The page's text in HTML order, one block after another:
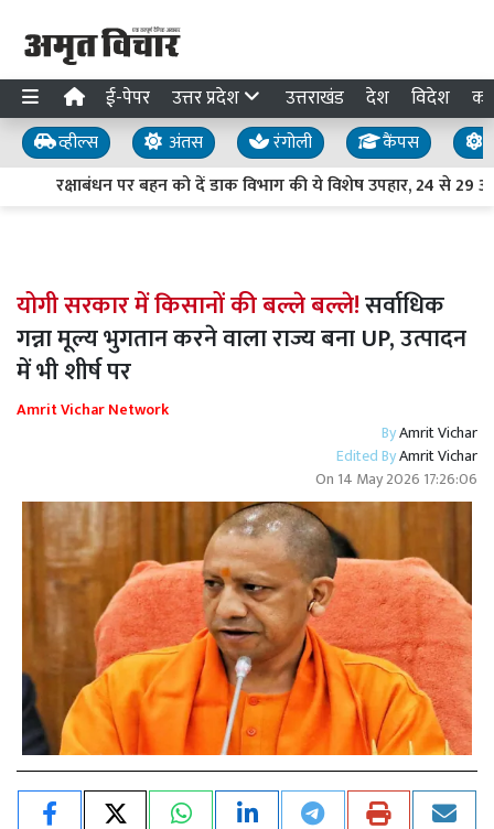
ई-पेपर उत्तर प्रदेश उत्तराखंड देश विदेश
व्हील्स अंतस रंगोली कैंपस
रक्षाबंधन पर बहन को दें डाक विभाग की ये विशेष उपहार, 24 से 29
योगी सरकार में किसानों की बल्ले बल्ले!सर्वाधिक
गन्ना मूल्य भुगतान करने वाला राज्य बना UP, उत्पादन
में भी शीर्ष पर
Amrit Vichar Network
ByAmrit Vichar
Edited ByAmrit Vichar
On 14 May 2026 17:26:06